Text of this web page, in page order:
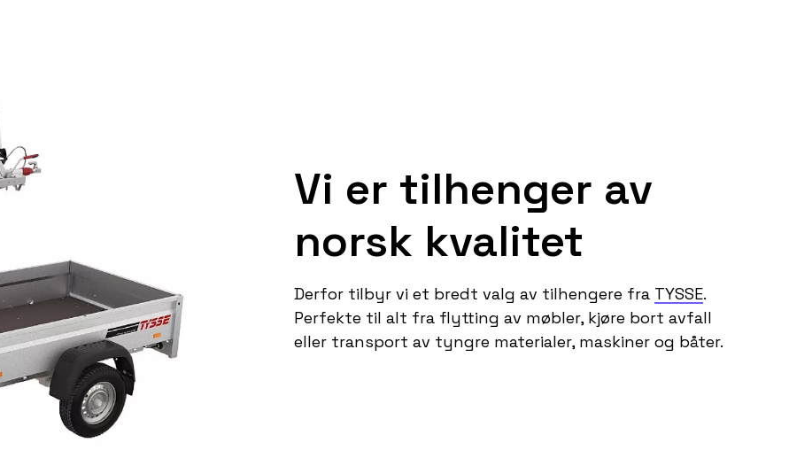
Vi er tilhenger av
norsk kvalitet
Derfor tilbyr vi et bredt valg av tilhengere fra TYSSE.
Perfekte til alt fra flytting av møbler, kjøre bort avfall
eller transport av tyngre materialer, maskiner og båter.